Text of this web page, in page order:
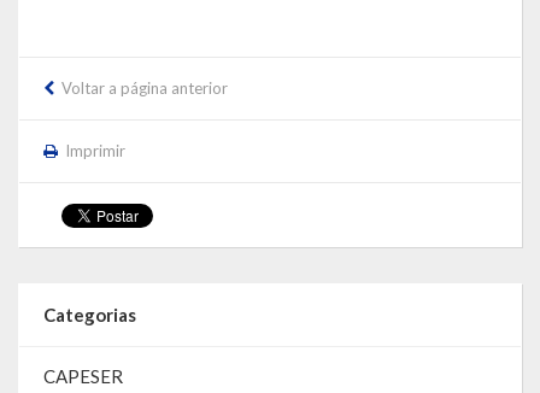
Termos de Compromisso
Voltar a página anterior
Imprimir
Categorias
CAPESER